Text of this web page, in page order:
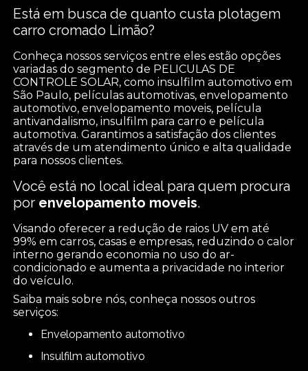
Está em busca de quanto custa plotagem
carro cromado Limão?
Conheça nossos serviços entre eles estão opções
variadas do segmento de PELICULAS DE
CONTROLE SOLAR, como insulfilm automotivo em
São Paulo, películas automotivas, envelopamento
automotivo, envelopamento moveis, película
antivandalismo, insulfilm para carro e película
automotiva. Garantimos a satisfação dos clientes
através de um atendimento único e alta qualidade
para nossos clientes.
Você está no local ideal para quem procura
por envelopamento moveis.
Visando oferecer a redução de raios UV em até
99% em carros, casas e empresas, reduzindo o calor
interno gerando economia no uso do ar-
condicionado e aumenta a privacidade no interior
do veículo.
Saiba mais sobre nós, conheça nossos outros
serviços:
envelopamento automotivo
insulfilm automotivo